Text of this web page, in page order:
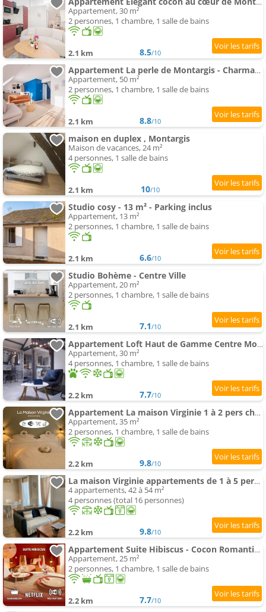
Appartement, 30 m²
2 personnes, 1 chambre, 1 salle de bains
2.1 km 8.5/10
Appartement La perle de Montargis - Charmant T2
Appartement, 50 m²
2 personnes, 1 chambre, 1 salle de bains
2.1 km 8.8/10
maison en duplex , Montargis
Maison de vacances, 24 m²
4 personnes, 1 salle de bains
2.1 km 10/10
Studio cosy - 13 m² - Parking inclus
Appartement, 13 m²
2 personnes, 1 chambre, 1 salle de bains
2.1 km 6.6/10
Studio Bohème - Centre Ville
Appartement, 20 m²
2 personnes, 1 chambre, 1 salle de bains
2.1 km 7.1/10
Appartement Loft Haut de Gamme Centre Montargis, Place de Parking, Local à vélos, Linge de lits et serviettes, c
Appartement, 30 m²
4 personnes, 1 chambre, 1 salle de bains
2.2 km 7.7/10
Appartement La maison Virginie 1 à 2 pers charmant climatisé central parking proximité port
Appartement, 35 m²
2 personnes, 1 chambre, 1 salle de bains
2.2 km 9.8/10
La maison Virginie appartements de 1 à 5 pers cosy central clim parking proximité port
4 appartements, 42 à 54 m²
4 personnes (total 16 personnes)
2.2 km 9.8/10
Appartement Suite Hibiscus - Cocon Romantique & spa Privé
Appartement, 25 m²
2 personnes, 1 chambre, 1 salle de bains
2.2 km 7.7/10